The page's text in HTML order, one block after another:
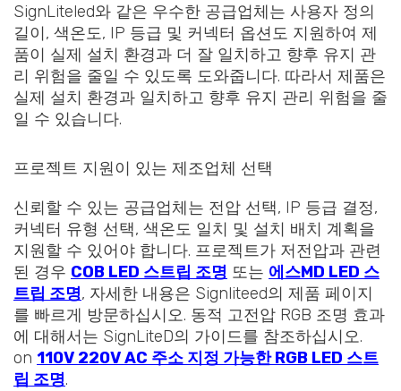
SignLiteled와 같은 우수한 공급업체는 사용자 정의
길이, 색온도, IP 등급 및 커넥터 옵션도 지원하여 제
품이 실제 설치 환경과 더 잘 일치하고 향후 유지 관
리 위험을 줄일 수 있도록 도와줍니다. 따라서 제품은
실제 설치 환경과 일치하고 향후 유지 관리 위험을 줄
일 수 있습니다.
프로젝트 지원이 있는 제조업체 선택
신뢰할 수 있는 공급업체는 전압 선택, IP 등급 결정,
커넥터 유형 선택, 색온도 일치 및 설치 배치 계획을
지원할 수 있어야 합니다. 프로젝트가 저전압과 관련
된 경우 COB LED 스트립 조명 또는 에스MD LED 스
트립 조명, 자세한 내용은 Signliteed의 제품 페이지
를 빠르게 방문하십시오. 동적 고전압 RGB 조명 효과
에 대해서는 SignLiteD의 가이드를 참조하십시오.
on 110V 220V AC 주소 지정 가능한 RGB LED 스트
립 조명.